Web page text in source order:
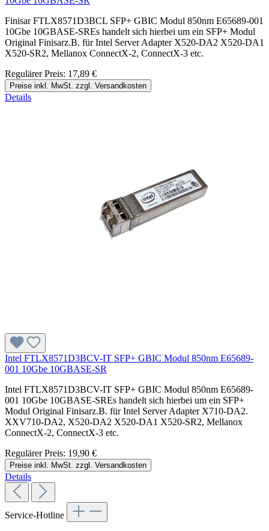
Finisar FTLX8571D3BCL SFP+ GBIC Modul 850nm E65689-001
10Gbe 10GBASE-SREs handelt sich hierbei um ein SFP+ Modul
Original Finisarz.B. für Intel Server Adapter X520-DA2 X520-DA1
X520-SR2, Mellanox ConnectX-2, ConnectX-3 etc.
Regulärer Preis: 17,89 €
Preise inkl. MwSt. zzgl. Versandkosten
Details
Intel FTLX8571D3BCV-IT SFP+ GBIC Modul 850nm E65689-
001 10Gbe 10GBASE-SR
Intel FTLX8571D3BCV-IT SFP+ GBIC Modul 850nm E65689-
001 10Gbe 10GBASE-SREs handelt sich hierbei um ein SFP+
Modul Original Finisarz.B. für Intel Server Adapter X710-DA2.
XXV710-DA2, X520-DA2 X520-DA1 X520-SR2, Mellanox
ConnectX-2, ConnectX-3 etc.
Regulärer Preis: 19,90 €
Preise inkl. MwSt. zzgl. Versandkosten
Details
Service-Hotline